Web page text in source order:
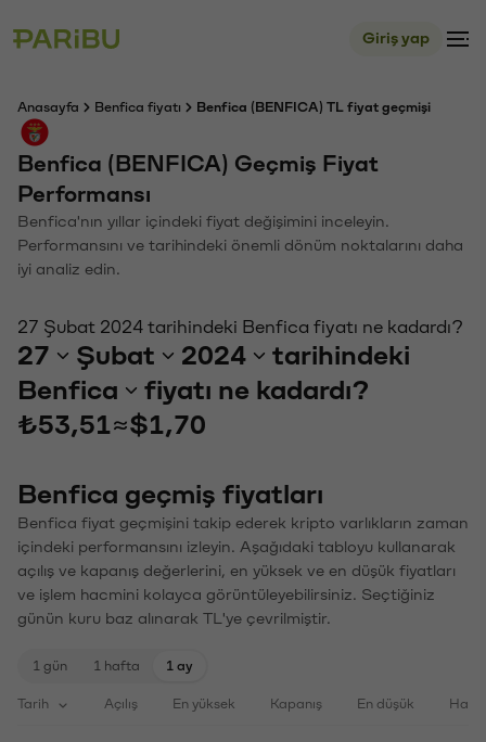
Giriş yap
Anasayfa Benfica fiyatı Benfica (BENFICA) TL fiyat geçmişi
Benfica (BENFICA) Geçmiş Fiyat
Performansı
Benfica'nın yıllar içindeki fiyat değişimini inceleyin.
Performansını ve tarihindeki önemli dönüm noktalarını daha
iyi analiz edin.
27 Şubat 2024 tarihindeki Benfica fiyatı ne kadardı?
27 Şubat 2024
tarihindeki
Benfica
fiyatı ne kadardı?
₺53,51≈$1,70
Benfica geçmiş fiyatları
Benfica fiyat geçmişini takip ederek kripto varlıkların zaman
içindeki performansını izleyin. Aşağıdaki tabloyu kullanarak
açılış ve kapanış değerlerini, en yüksek ve en düşük fiyatları
ve işlem hacmini kolayca görüntüleyebilirsiniz. Seçtiğiniz
günün kuru baz alınarak TL'ye çevrilmiştir.
1 gün 1 hafta 1 ay
Tarih Açılış En yüksek Kapanış En düşük